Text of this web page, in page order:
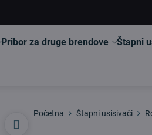
Pribor za druge brendove Štapni
Početna Štapni usisivači